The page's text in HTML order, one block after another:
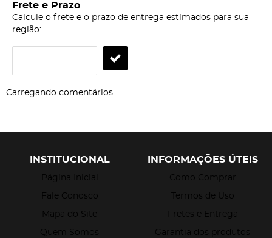
Frete e Prazo
Calcule o frete e o prazo de entrega estimados para sua
região:
Carregando comentários ...
INSTITUCIONAL
Página Inicial
Fale Conosco
Mapa do Site
Quem Somos
INFORMAÇÕES ÚTEIS
Como Comprar
Termos de Uso
Fretes e Entrega
Garantia dos produtos